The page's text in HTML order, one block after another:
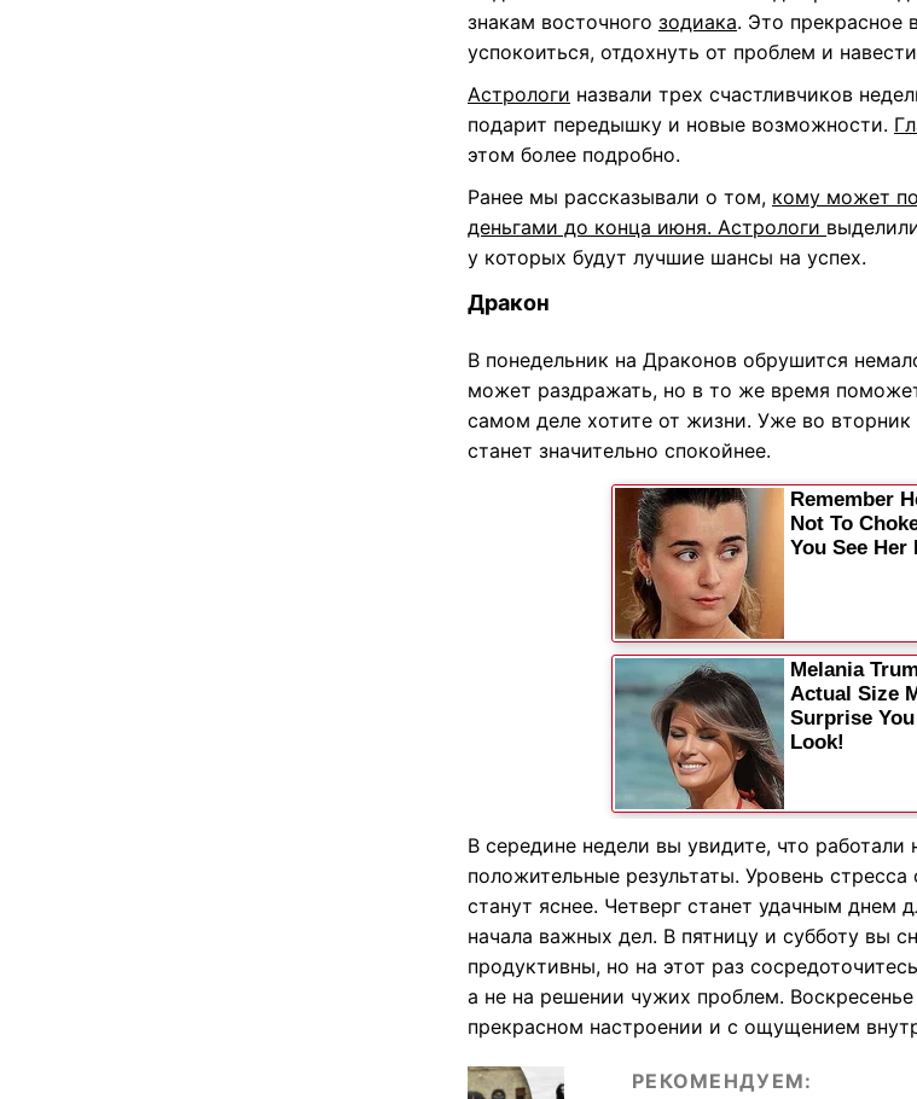
знакам восточного зодиака. Это прекрасное
успокоиться, отдохнуть от проблем и
Астрологи назвали трех счастливчиков
подарит передышку и новые возможности.
этом более подробно.
Ранее мы рассказывали о том, кому может
деньгами до конца июня. Астрологи
у которых будут лучшие шансы на успех.
Дракон
В понедельник на Драконов обрушится
может раздражать, но в то же время
самом деле хотите от жизни. Уже во вторник
станет значительно спокойнее.
В середине недели вы увидите, что работали
положительные результаты. Уровень
станут яснее. Четверг станет удачным днем
начала важных дел. В пятницу и субботу вы
продуктивны, но на этот раз
а не на решении чужих проблем. Воскресенье
прекрасном настроении и с ощущением
РЕКОМЕНДУЕМ: